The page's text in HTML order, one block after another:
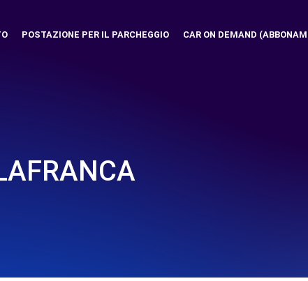
POSTAZIONE PER IL PARCHEGGIO CAR ON DEMAND